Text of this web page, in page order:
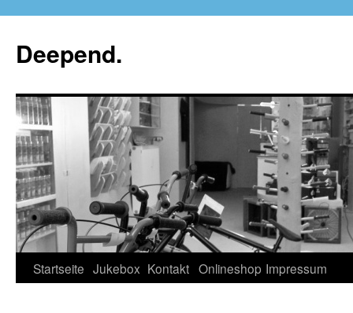
Deepend.
Startseite Jukebox Kontakt Onlineshop Impressum